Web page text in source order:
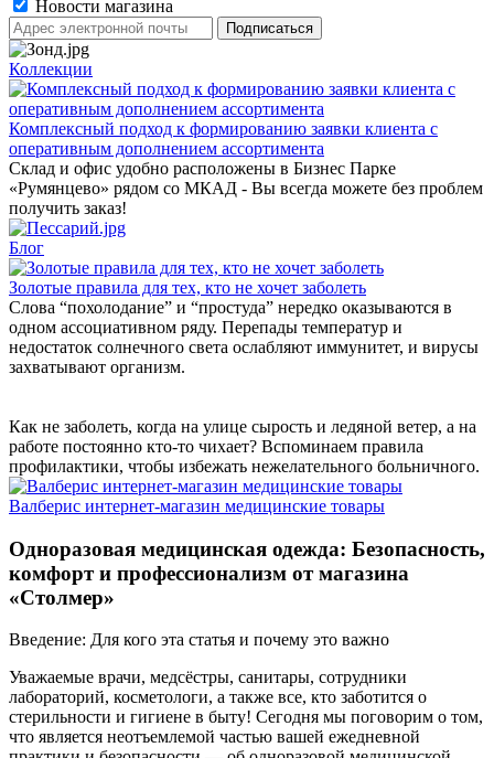
Новости магазина
Коллекции
Комплексный подход к формированию заявки клиента с
оперативным дополнением ассортимента
Склад и офис удобно расположены в Бизнес Парке
«Румянцево» рядом со МКАД - Вы всегда можете без проблем
получить заказ!
Блог
Золотые правила для тех, кто не хочет заболеть
Слова “похолодание” и “простуда” нередко оказываются в
одном ассоциативном ряду. Перепады температур и
недостаток солнечного света ослабляют иммунитет, и вирусы
захватывают организм.
Как не заболеть, когда на улице сырость и ледяной ветер, а на
работе постоянно кто-то чихает? Вспоминаем правила
профилактики, чтобы избежать нежелательного больничного.
Валберис интернет-магазин медицинские товары
Одноразовая медицинская одежда: Безопасность,
комфорт и профессионализм от магазина
«Столмер»
Введение: Для кого эта статья и почему это важно
Уважаемые врачи, медсёстры, санитары, сотрудники
лабораторий, косметологи, а также все, кто заботится о
стерильности и гигиене в быту! Сегодня мы поговорим о том,
что является неотъемлемой частью вашей ежедневной